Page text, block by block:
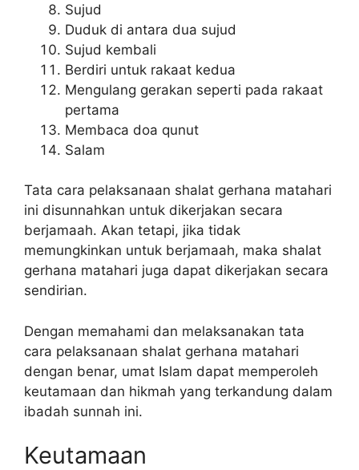
Sujud
Duduk di antara dua sujud
Sujud kembali
Berdiri untuk rakaat kedua
Mengulang gerakan seperti pada rakaat
pertama
Membaca doa qunut
Salam
Tata cara pelaksanaan shalat gerhana matahari
ini disunnahkan untuk dikerjakan secara
berjamaah. Akan tetapi, jika tidak
memungkinkan untuk berjamaah, maka shalat
gerhana matahari juga dapat dikerjakan secara
sendirian.
Dengan memahami dan melaksanakan tata
cara pelaksanaan shalat gerhana matahari
dengan benar, umat Islam dapat memperoleh
keutamaan dan hikmah yang terkandung dalam
ibadah sunnah ini.
Keutamaan